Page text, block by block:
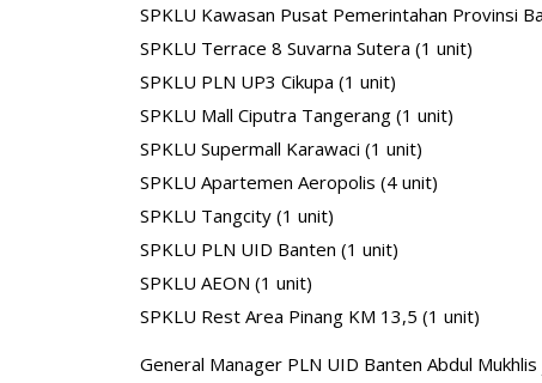
SPKLU Kawasan Pusat Pemerintahan Provinsi
SPKLU Terrace 8 Suvarna Sutera (1 unit)
SPKLU PLN UP3 Cikupa (1 unit)
SPKLU Mall Ciputra Tangerang (1 unit)
SPKLU Supermall Karawaci (1 unit)
SPKLU Apartemen Aeropolis (4 unit)
SPKLU Tangcity (1 unit)
SPKLU PLN UID Banten (1 unit)
SPKLU AEON (1 unit)
SPKLU Rest Area Pinang KM 13,5 (1 unit)
General Manager PLN UID Banten Abdul